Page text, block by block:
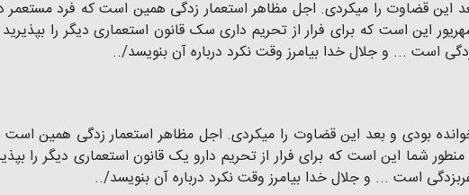
این قضاوت را میکردی. اجل مظاهر استعمار زدگی همین است که فرد مستعمر
را مقصر بداند. منطور آقای ۲۱ شهریور این است که برای فرار از تحریم داری سک قانون استعماری
است ... و جلال خدا بیامرز وقت نکرد درباره آن بنویسد/..
را خوانده بودی و بعد این قضاوت را میکردی. اجل مظاهر استعمار زدگی همین
شما این است که برای فرار از تحریم دارو یک قانون استعماری دیگر را
است ... و جلال خدا بیامرز وقت نکرد درباره آن بنویسد/..